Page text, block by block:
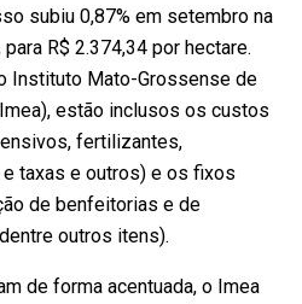
subiu 0,87% em setembro na
R$ 2.374,34 por hectare.
Instituto Mato-Grossense de
estão inclusos os custos
fertilizantes,
taxas e outros) e os fixos
de benfeitorias e de
outros itens).
de forma acentuada, o Imea